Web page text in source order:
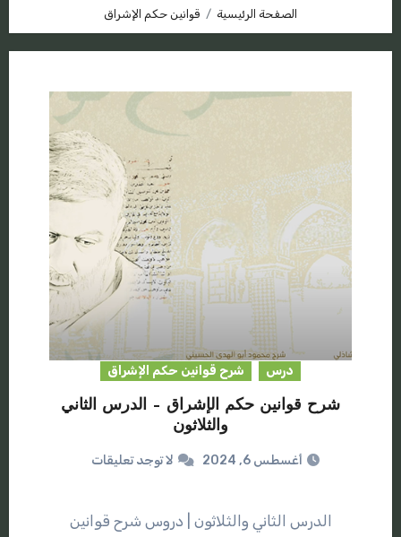
الصفحة الرئيسية قوانين حكم الإشراق
درس شرح قوانين حكم الإشراق
شرح قوانين حكم الإشراق – الدرس الثاني
والثلاثون
أغسطس 6, 2024 لا توجد تعليقات
الدرس الثاني والثلاثون | دروس شرح قوانين